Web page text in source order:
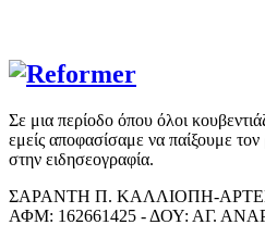
Σε μια περίοδο όπου όλοι
εμείς αποφασίσαμε να παίξουμε
στην ειδησεογραφία.
ΣΑΡΑΝΤΗ Π. ΚΑΛΛΙΟΠΗ-
ΑΦΜ: 162661425 - ΔΟΥ: ΑΓ.